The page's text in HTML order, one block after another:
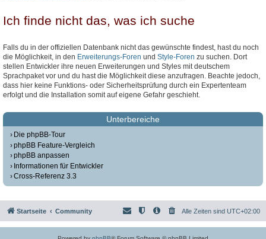
Ich finde nicht das, was ich suche
Falls du in der offiziellen Datenbank nicht das gewünschte findest, hast du noch
die Möglichkeit, in den Erweiterungs-Foren und Style-Foren zu suchen. Dort
stellen Entwickler ihre neuen Erweiterungen und Styles mit deutschem
Sprachpaket vor und du hast die Möglichkeit diese anzufragen. Beachte jedoch,
dass hier keine Funktions- oder Sicherheitsprüfung durch ein Expertenteam
erfolgt und die Installation somit auf eigene Gefahr geschieht.
Unterbereiche
Die phpBB-Tour
phpBB Feature-Vergleich
phpBB anpassen
Informationen für Entwickler
Cross-Referenz 3.3
Startseite Community Alle Zeiten sind UTC+02:00